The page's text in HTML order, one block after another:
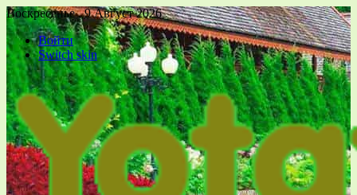
Воскресенье , 9 Август 2026
Войти
Switch skin